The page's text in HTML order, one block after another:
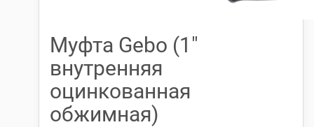
Муфта Gebo (1″
внутренняя
оцинкованная
обжимная)